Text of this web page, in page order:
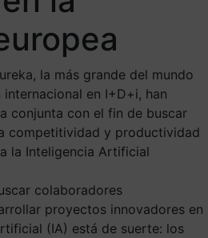
la más grande del mundo
en I+D+i, han
conjunta con el fin de buscar
competitividad y productividad
la Inteligencia Artificial
colaboradores
proyectos innovadores en
(IA) está de suerte: los